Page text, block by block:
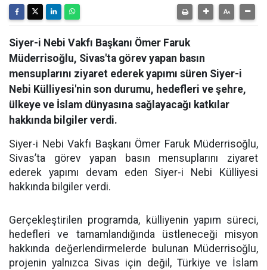
Siyer-i Nebi Vakfı Başkanı Ömer Faruk
Müderrisoğlu, Sivas'ta görev yapan basın
mensuplarını ziyaret ederek yapımı süren Siyer-i
Nebi Külliyesi'nin son durumu, hedefleri ve şehre,
ülkeye ve İslam dünyasına sağlayacağı katkılar
hakkında bilgiler verdi.
Siyer-i Nebi Vakfı Başkanı Ömer Faruk Müderrisoğlu,
Sivas’ta görev yapan basın mensuplarını ziyaret
ederek yapımı devam eden Siyer-i Nebi Külliyesi
hakkında bilgiler verdi.
Gerçekleştirilen programda, külliyenin yapım süreci,
hedefleri ve tamamlandığında üstleneceği misyon
hakkında değerlendirmelerde bulunan Müderrisoğlu,
projenin yalnızca Sivas için değil, Türkiye ve İslam